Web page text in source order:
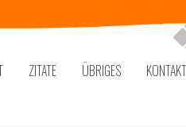
ZITATE ÜBRIGES KONTAKT